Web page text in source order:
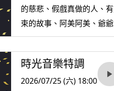
的慈悲、假戲真做的人、
束的故事、阿美阿美、爺
開你走近你、泰國情哥、
國恰恰、恭喜發財、排骨
時光音樂特調
2026/07/25 (六) 18:00